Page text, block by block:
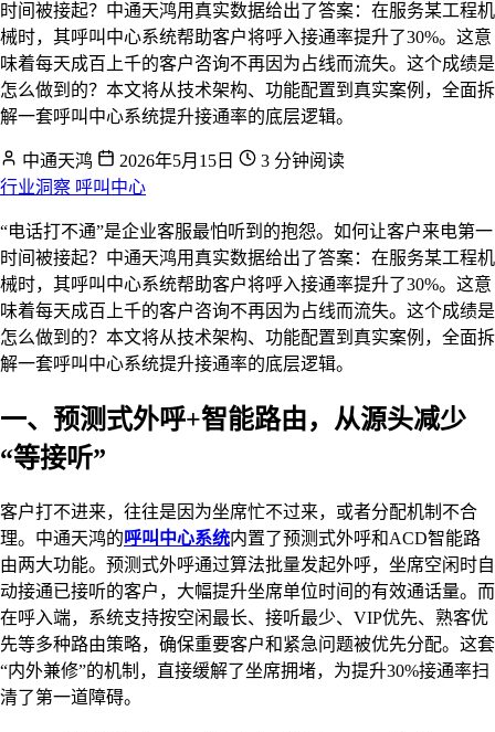
时间被接起？中通天鸿用真实数据给出了答案：在服务某工程机
械时，其呼叫中心系统帮助客户将呼入接通率提升了30%。这意
味着每天成百上千的客户咨询不再因为占线而流失。这个成绩是
怎么做到的？本文将从技术架构、功能配置到真实案例，全面拆
解一套呼叫中心系统提升接通率的底层逻辑。
中通天鸿 2026年5月15日
3 分钟阅读
行业洞察 呼叫中心
“电话打不通”是企业客服最怕听到的抱怨。如何让客户来电第一
时间被接起？中通天鸿用真实数据给出了答案：在服务某工程机
械时，其呼叫中心系统帮助客户将呼入接通率提升了30%。这意
味着每天成百上千的客户咨询不再因为占线而流失。这个成绩是
怎么做到的？本文将从技术架构、功能配置到真实案例，全面拆
解一套呼叫中心系统提升接通率的底层逻辑。
一、预测式外呼+智能路由，从源头减少
“等接听”
客户打不进来，往往是因为坐席忙不过来，或者分配机制不合
理。中通天鸿的 呼叫中心系统内置了预测式外呼和ACD智能路
由两大功能。预测式外呼通过算法批量发起外呼，坐席空闲时自
动接通已接听的客户，大幅提升坐席单位时间的有效通话量。而
在呼入端，系统支持按空闲最长、接听最少、VIP优先、熟客优
先等多种路由策略，确保重要客户和紧急问题被优先分配。这套
“内外兼修”的机制，直接缓解了坐席拥堵，为提升30%接通率扫
清了第一道障碍。